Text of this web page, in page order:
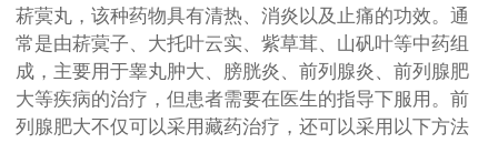
菥蓂丸，该种药物具有清热、消炎以及止痛的功效。通
常是由菥蓂子、大托叶云实、紫草茸、山矾叶等中药组
成，主要用于睾丸肿大、膀胱炎、前列腺炎、前列腺肥
大等疾病的治疗，但患者需要在医生的指导下服用。前
列腺肥大不仅可以采用藏药治疗，还可以采用以下方法